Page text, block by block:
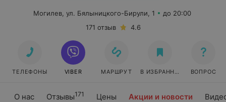
О нас Отзывы171 Цены Акции и новости
Могилев, ул. Бялыницкого-Бирули, 1
до 20:00
171 отзыв
4.6
ТЕЛЕФОНЫ VIBER МАРШРУТ В ИЗБРАННОЕ ВОПРОС